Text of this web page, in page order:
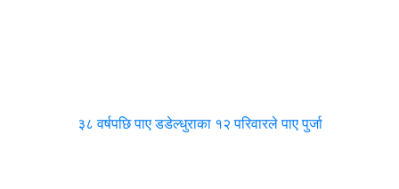
३८ वर्षपछि पाए डडेल्धुराका १२ परिवारले पाए पुर्जा